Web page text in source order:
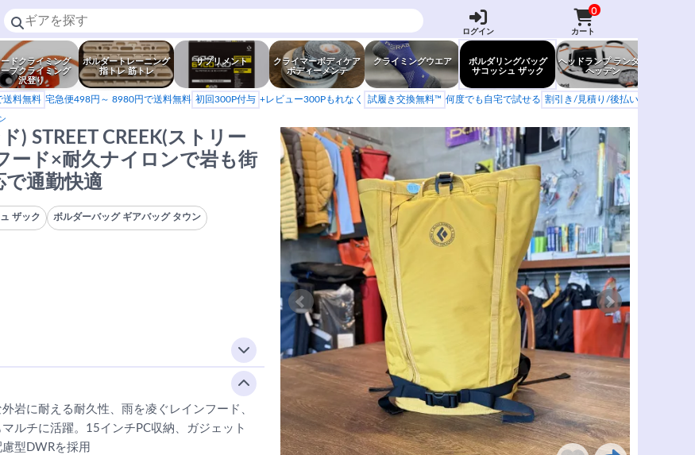
ログイン
0
カート
ードクライミング
プクライミング
沢登り
ボルダートレーニング
指トレ 筋トレ
サプリメント
クライマーボディケア
ボディーメンテ
クライミングウエア
ボルダリングバッグ
サコッシュ ザック
ヘッドランプ ランタン
ヘッデン
送料無料 宅急便498円～ 8980円で送料無料 初回300P付与 +レビュー300Pもれなく 試履き交換無料™ 何度でも自宅で試せる 割引き/見積り/後払い
) STREET CREEK(ストリー
ード×耐久ナイロンで岩も街
通勤快適
ザック ボルダーバッグ ギアバッグ タウン
岩に耐える耐久性、雨を凌ぐレインフード、
ルチに活躍。15インチPC収納、ガジェット
型DWRを採用